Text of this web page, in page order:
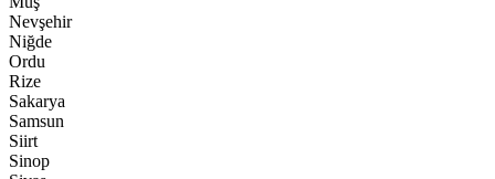
Nevşehir
Niğde
Ordu
Rize
Sakarya
Samsun
Siirt
Sinop